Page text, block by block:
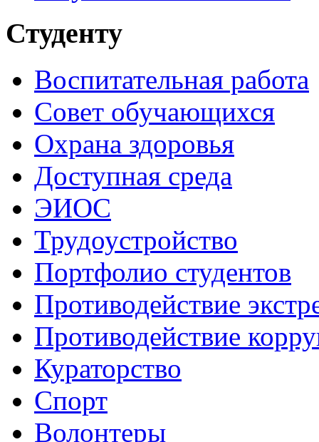
Студенту
Воспитательная работа
Совет обучающихся
Охрана здоровья
Доступная среда
ЭИОС
Трудоустройство
Портфолио студентов
Противодействие
Противодействие
Кураторство
Спорт
Волонтеры